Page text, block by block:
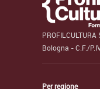
Bologna - C.F./
Per regione